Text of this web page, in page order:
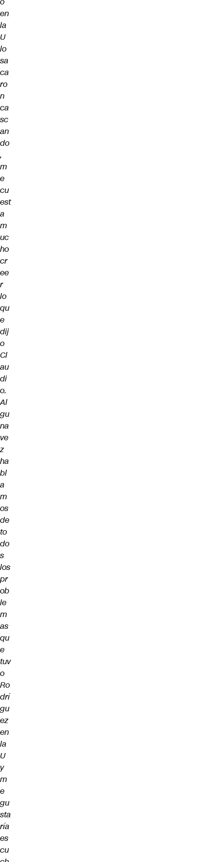
en
la
U
lo
sa
ca
ro
n
ca
sc
an
do
,
m
e
cu
est
a
m
uc
ho
cr
ee
r
lo
qu
e
dij
o
Cl
au
di
o.
Al
gu
na
ve
z
ha
bl
a
m
os
de
to
do
s
los
pr
ob
le
m
as
qu
e
tuv
o
Ro
drí
gu
ez
en
la
U
y
m
e
gu
sta
ría
es
cu